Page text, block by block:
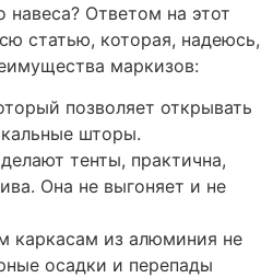
навеса? Ответом на этот
статью, которая, надеюсь,
маркизов:
позволяет открывать
шторы.
тенты, практична,
Она не выгоняет и не
каркасам из алюминия не
осадки и перепады